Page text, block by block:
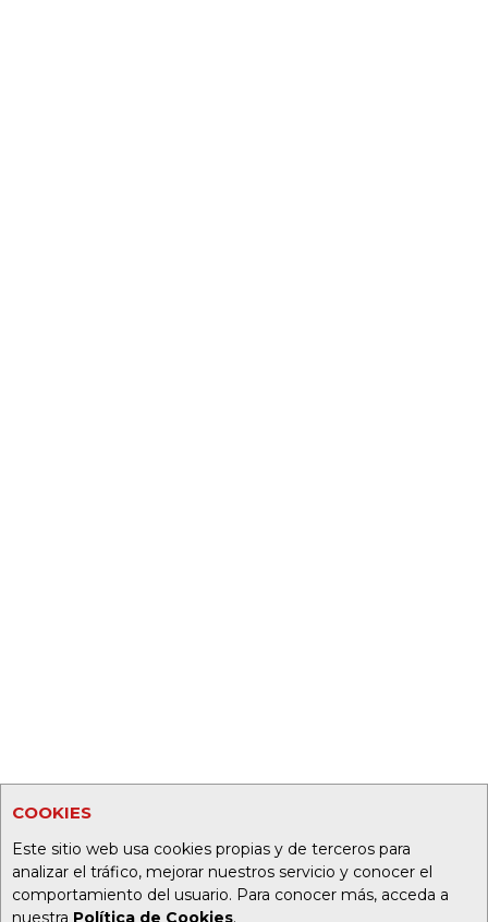
COOKIES
Este sitio web usa cookies propias y de terceros para
analizar el tráfico, mejorar nuestros servicio y conocer el
comportamiento del usuario. Para conocer más, acceda a
nuestra Política de Cookies.